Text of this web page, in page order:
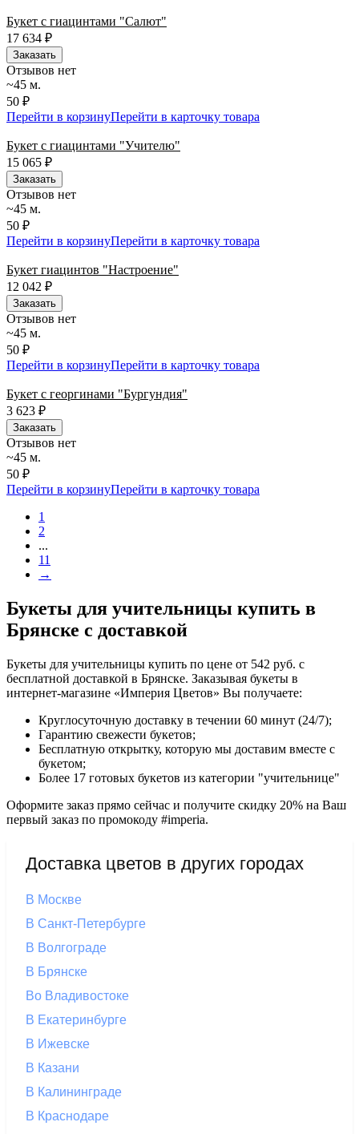
Букет с гиацинтами "Салют"
17 634 ₽
Заказать
Отзывов нет
~45 м.
50 ₽
Перейти в корзинуПерейти в карточку товара
Букет с гиацинтами "Учителю"
15 065 ₽
Заказать
Отзывов нет
~45 м.
50 ₽
Перейти в корзинуПерейти в карточку товара
Букет гиацинтов "Настроение"
12 042 ₽
Заказать
Отзывов нет
~45 м.
50 ₽
Перейти в корзинуПерейти в карточку товара
Букет с георгинами "Бургундия"
3 623 ₽
Заказать
Отзывов нет
~45 м.
50 ₽
Перейти в корзинуПерейти в карточку товара
1
2
...
11
→
Букеты для учительницы купить в
Брянске с доставкой
Букеты для учительницы купить по цене от 542 руб. с
бесплатной доставкой в Брянске. Заказывая букеты в
интернет-магазине «Империя Цветов» Вы получаете:
Круглосуточную доставку в течении 60 минут (24/7);
Гарантию свежести букетов;
Бесплатную открытку, которую мы доставим вместе с
букетом;
Более 17 готовых букетов из категории "учительнице"
Оформите заказ прямо сейчас и получите скидку 20% на Ваш
первый заказ по промокоду #imperia.
Доставка цветов в других городах
В Москве
В Санкт-Петербурге
В Волгограде
В Брянске
Во Владивостоке
В Екатеринбурге
В Ижевске
В Казани
В Калининграде
В Краснодаре